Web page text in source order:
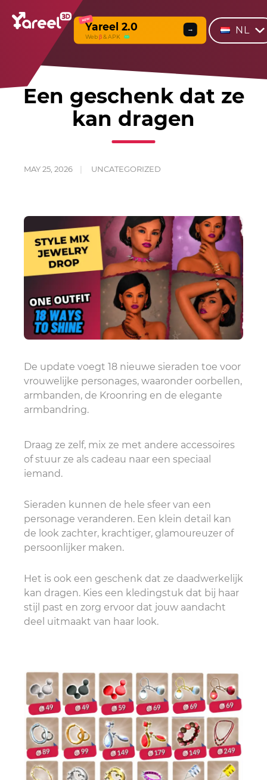
NEW
Yareel 2.0
Webβ & APK
→ NL
Een geschenk dat ze
kan dragen
MAY 25, 2026 UNCATEGORIZED
De update voegt 18 nieuwe sieraden toe voor
vrouwelijke personages, waaronder oorbellen,
armbanden, de Kroonring en de elegante
armbandring.
Draag ze zelf, mix ze met andere accessoires
of stuur ze als cadeau naar een speciaal
iemand.
Sieraden kunnen de hele sfeer van een
personage veranderen. Een klein detail kan
de look zachter, krachtiger, glamoureuzer of
persoonlijker maken.
Het is ook een geschenk dat ze daadwerkelijk
kan dragen. Kies een kledingstuk dat bij haar
stijl past en zorg ervoor dat jouw aandacht
deel uitmaakt van haar look.